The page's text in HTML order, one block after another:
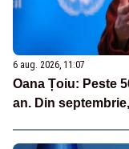
6 aug. 2026, 11:07
Oana Țoiu: Peste
an. Din